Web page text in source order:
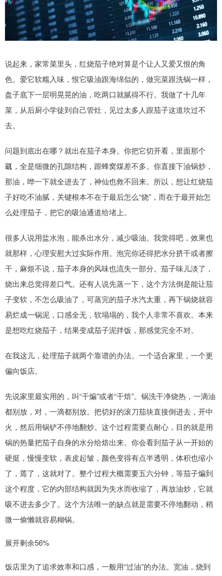
说起来，家常菜里头，红烧茄子绝对算是个让人又爱又恨的角
色。爱它软糯入味，恨它吸油跟海绵似的，做完菜跟洗锅一样，
盘子底下一层明晃晃的油，吃两口就腻得不行。我做了十几年
菜，从后厨小学徒到自己管灶，见过太多人跟茄子这道坎过不
去。
问题到底出在哪？就出在茄子本身。你把它切开看，里面那个
瓤，全是细微的孔隙结构，跟蜂窝煤差不多。你直接下油锅炒，
那油，哗一下就全进去了，神仙也救不回来。所以，想让红烧茄
子好吃不油腻，关键根本不在于最后怎么“烧”，而在于最开始怎
么处理茄子，把它的吸油通道给堵上。
很多人说用盐水泡，能杀出水分，减少吸油。我觉得吧，效果也
就那样，心理安慰大过实际作用。泡完你还得把水分挤干或者擦
干，麻烦不说，茄子本身的风味也流失一部分。茄子味儿淡了，
烧出来总觉得差口气。还有人说先蒸一下，这个方法倒是能让茄
子变软，不怎么吸油了，可蒸完的茄子水汽太重，再下锅烧就容
易烂成一锅泥，口感全无，软塌塌的，我个人非常不喜欢。本来
是想吃红烧茄子，结果变成茄子泥拌饭，那感觉完全不对。
在我这儿，处理茄子就两个靠谱的办法。一个适合家里，一个更
偏向饭店。
先说家里最实用的，叫“干煸”或者“干焙”。锅洗干净烧热，一滴油
都别放，对，一滴都别放。把切好的滚刀茄块直接倒进去，开中
火，然后用锅铲不停地翻炒。这个过程需要点耐心，目的就是用
锅的热量把茄子自身的水分给焙出来。你会看到茄子从一开始的
硬挺，慢慢变软，表皮起皱，颜色变得有点半透明，体积也缩小
了，蔫了，这就对了。整个过程大概需要五六分钟，等茄子煸到
这个程度，它的内部结构就因为失水而收缩了，再放油炒，它就
吸不进去多少了。这个方法唯一的缺点就是需要不停地翻动，稍
微一偷懒就容易糊锅。
展开剩余56%
饭店里为了追求效率和口感，一般用“过油”的办法。宽油，烧到